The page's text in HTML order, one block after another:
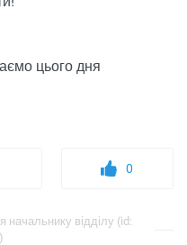
цього дня
0
начальнику відділу (id: